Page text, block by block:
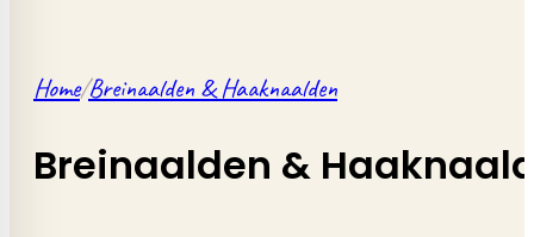
Home/Breinaalden & Haaknaalden
Breinaalden &